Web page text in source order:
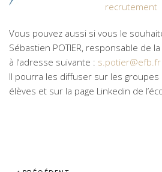
recrutement
Vous pouvez aussi si vous le
Sébastien POTIER, responsable de la
à l’adresse suivante : s.potier@efb.fr
Il pourra les diffuser sur les groupes
élèves et sur la page Linkedin de